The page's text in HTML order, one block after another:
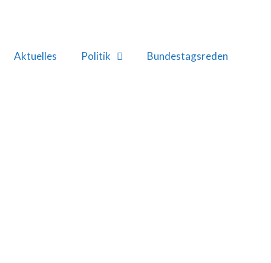
Aktuelles Politik Bundestagsreden